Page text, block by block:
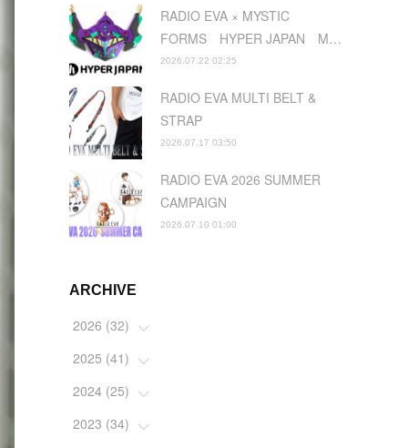
RADIO EVA × MYSTIC
FORMS HYPER JAPAN M…
2026.07.22 02:25
RADIO EVA MULTI BELT &
STRAP
2026.07.17 03:50
RADIO EVA 2026 SUMMER
CAMPAIGN
2026.07.10 01:00
ARCHIVE
2026 (32)
(2)
(4)
(2)
2025 (41)
(5)
(4)
2024 (25)
(1)
2023 (34)